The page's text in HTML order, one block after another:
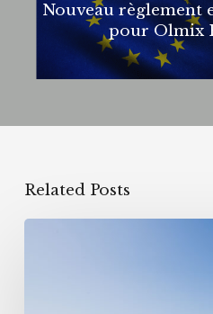
Nouveau règlement
pour Olmix
Related Posts